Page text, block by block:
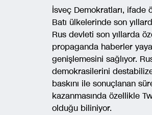
İsveç Demokratları,
Batı ülkelerinde son
Rus devleti son yıllarda
propaganda haberler
genişlemesini sağlıyor.
demokrasilerini
baskını ile sonuçlanan
kazanmasında özellikle
olduğu biliniyor.